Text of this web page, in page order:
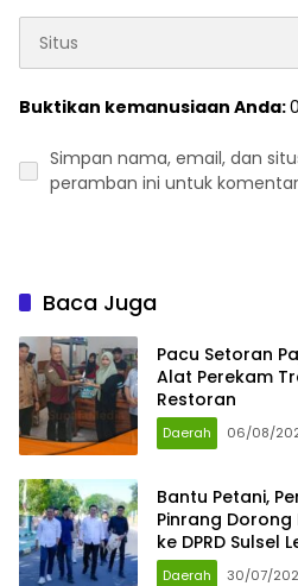
Buktikan kemanusiaan Anda:
Simpan nama, email, dan
peramban ini untuk
Baca Juga
Pacu Setoran
Alat Perekam
Restoran
Daerah 06/08/
Bantu Petani,
Pinrang
ke DPRD Sulsel
Daerah 30/07/